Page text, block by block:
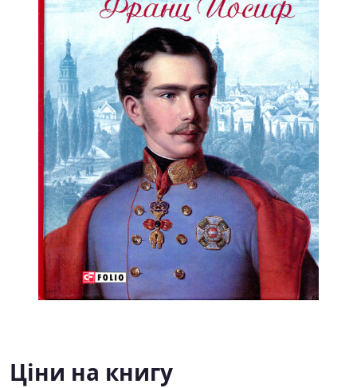
Ціни на книгу